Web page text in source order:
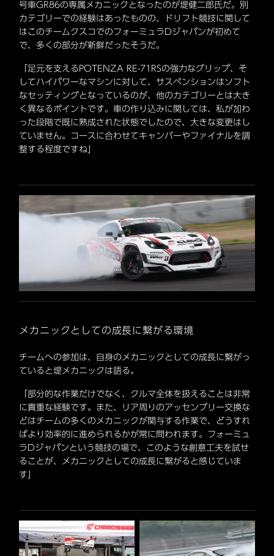
号車GR86の専属メカニックとなったのが堤健二郎氏だ。別
カテゴリーでの経験はあったものの、ドリフト競技に関して
はこのチームクスコでのフォーミュラDジャパンが初めて
で、多くの部分が新鮮だったそうだ。
「足元を支えるPOTENZA RE-71RSの強力なグリップ、そ
してハイパワーなマシンに対して、サスペンションはソフト
なセッティングとなっているのが、他のカテゴリーとは大き
く異なるポイントです。車の作り込みに関しては、私が加わ
った段階で既に熟成された状態でしたので、大きな変更はし
ていません。コースに合わせてキャンバーやファイナルを調
整する程度ですね」
メカニックとしての成長に繋がる環境
チームへの参加は、自身のメカニックとしての成長に繋がっ
ていると堤メカニックは語る。
「部分的な作業だけでなく、クルマ全体を扱えることは非常
に貴重な経験です。また、リア周りのアッセンブリー交換な
どはチームの多くのメカニックが関与する作業で、どうすれ
ばより効率的に進められるかが常に問われます。フォーミュ
ラDジャパンという競技の場で、このような創意工夫を試せ
ることが、メカニックとしての成長に繋がると感じていま
す」